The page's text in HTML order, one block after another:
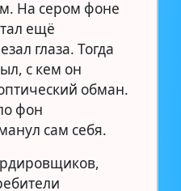
На сером фоне
ещё
глаза. Тогда
с кем он
обман.
фон
сам себя.